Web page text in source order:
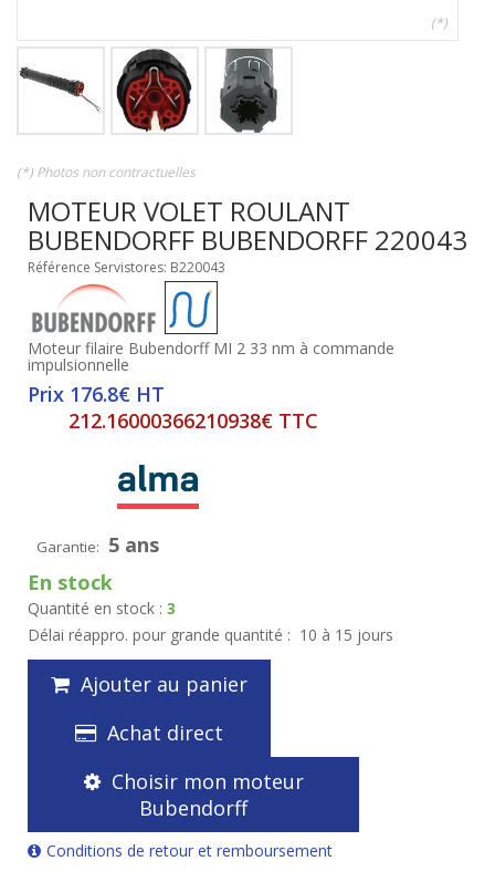
(*)
(*) Photos non contractuelles
MOTEUR VOLET ROULANT
BUBENDORFF BUBENDORFF 220043
Référence Servistores: B220043
Moteur filaire Bubendorff MI 2 33 nm à commande
impulsionnelle
Prix 176.8€ HT
212.16000366210938€ TTC
Garantie: 5 ans
En stock
Quantité en stock : 3
Délai réappro. pour grande quantité : 10 à 15 jours
Ajouter au panier
Achat direct
Choisir mon moteur
Bubendorff
Conditions de retour et remboursement